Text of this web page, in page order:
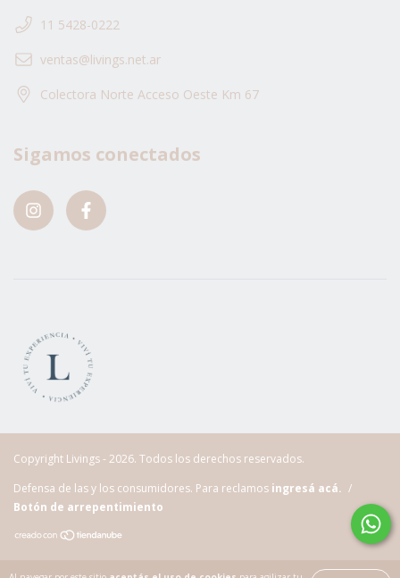
11 5428-0222
ventas@livings.net.ar
Colectora Norte Acceso Oeste Km 67
Sigamos conectados
Copyright Livings - 2026. Todos los derechos reservados.
Defensa de las y los consumidores. Para reclamos ingresá acá. /
Botón de arrepentimiento